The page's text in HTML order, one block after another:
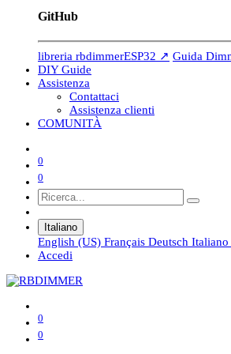
GitHub
libreria rbdimmerESP32 ↗ Guida
DIY Guide
Assistenza
Contattaci
Assistenza clienti
COMUNITÀ
0
0
Italiano
English (US) Français Deutsch Italiano
Accedi
0
0